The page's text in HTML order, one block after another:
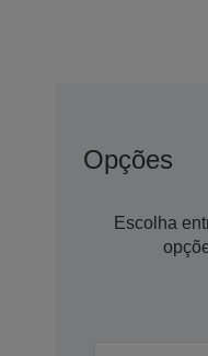
Opções
Escolha